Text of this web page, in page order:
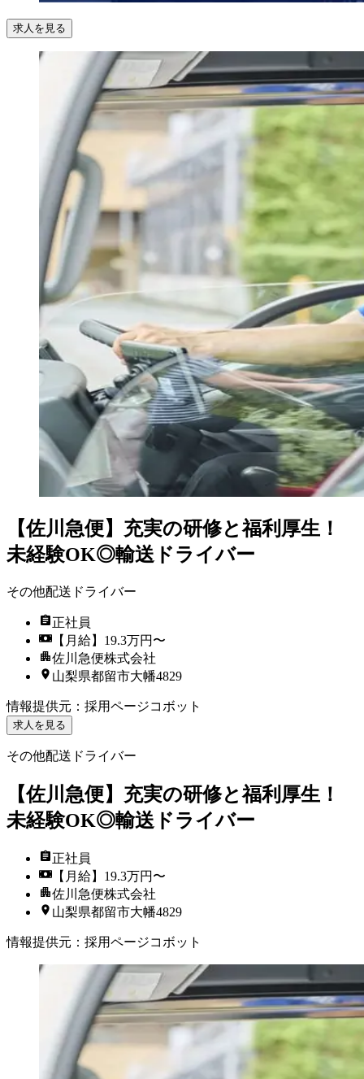
求人を見る
【佐川急便】充実の研修と福利厚生！
未経験OK◎輸送ドライバー
その他配送ドライバー
正社員
【月給】19.3万円〜
佐川急便株式会社
山梨県都留市大幡4829
情報提供元 ： 採用ページコボット
求人を見る
その他配送ドライバー
【佐川急便】充実の研修と福利厚生！
未経験OK◎輸送ドライバー
正社員
【月給】19.3万円〜
佐川急便株式会社
山梨県都留市大幡4829
情報提供元 ： 採用ページコボット